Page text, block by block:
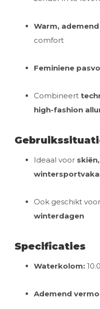
Warm,
comfort
Feminiene
Combineert
high-fashion
Ideaal voor
Ook geschikt voor
winterdagen
Specificaties
Waterkolom:
Ademend